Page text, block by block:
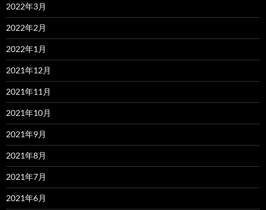
2022年3月
2022年2月
2022年1月
2021年12月
2021年11月
2021年10月
2021年9月
2021年8月
2021年7月
2021年6月